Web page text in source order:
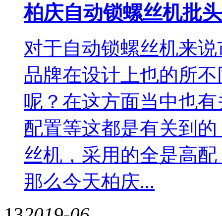
柏庆自动锁螺丝机批
对于自动锁螺丝机来
品牌在设计上也的所
呢？在这方面当中也
配置等这都是有关到
丝机，采用的全是高
那么今天柏庆...